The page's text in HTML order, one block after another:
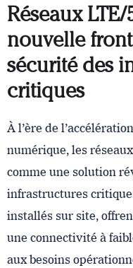
Réseaux
nouvelle
sécurité des
critiques
À l’ère de
numérique, les
comme une solution
infrastructures
installés sur site,
une connectivité à
aux besoins